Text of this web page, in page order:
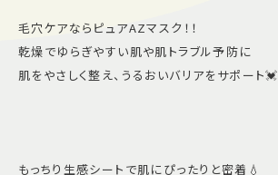
毛穴ケアならピュアAZマスク！！
乾燥でゆらぎやすい肌や肌トラブル予防に
肌をやさしく整え、うるおいバリアをサポート💓
もっちり生感シートで肌にぴったりと密着💧